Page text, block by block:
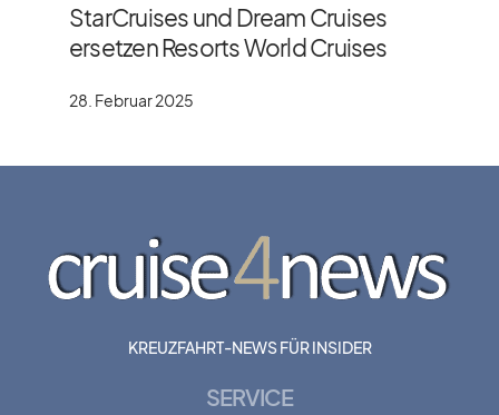
StarCruises und Dream Cruises
ersetzen Resorts World Cruises
28. Februar 2025
KREUZFAHRT-NEWS FÜR INSIDER
SERVICE